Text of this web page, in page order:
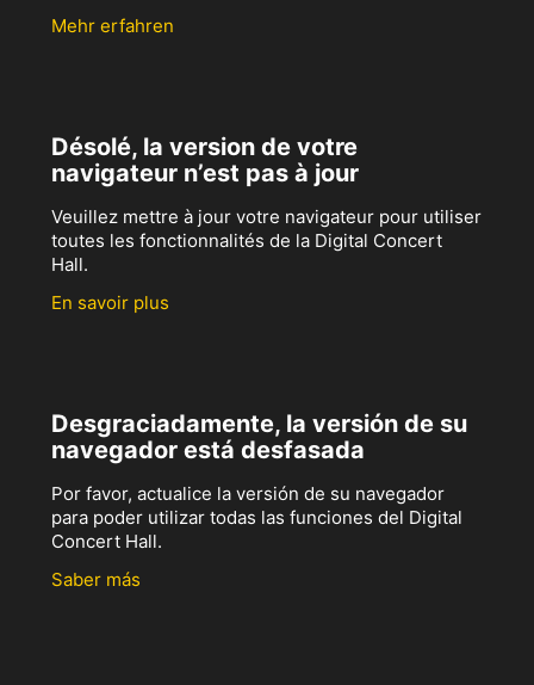
Mehr erfahren
Désolé, la version de votre
navigateur n’est pas à jour
Veuillez mettre à jour votre navigateur pour utiliser
toutes les fonctionnalités de la Digital Concert
Hall.
En savoir plus
Desgraciadamente, la versión de su
navegador está desfasada
Por favor, actualice la versión de su navegador
para poder utilizar todas las funciones del Digital
Concert Hall.
Saber más